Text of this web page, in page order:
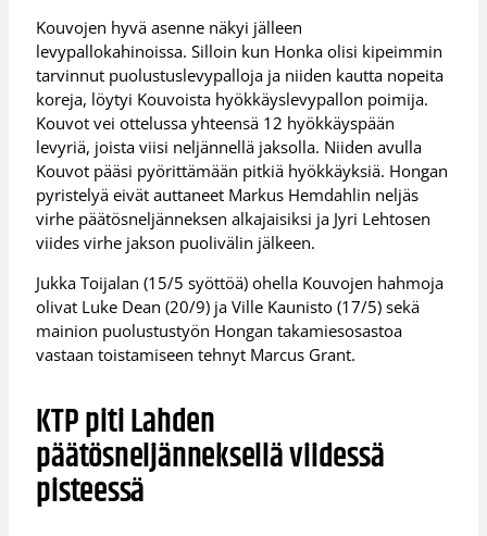
Kouvojen hyvä asenne näkyi jälleen
levypallokahinoissa. Silloin kun Honka olisi kipeimmin
tarvinnut puolustuslevypalloja ja niiden kautta nopeita
koreja, löytyi Kouvoista hyökkäyslevypallon poimija.
Kouvot vei ottelussa yhteensä 12 hyökkäyspään
levyriä, joista viisi neljännellä jaksolla. Niiden avulla
Kouvot pääsi pyörittämään pitkiä hyökkäyksiä. Hongan
pyristelyä eivät auttaneet Markus Hemdahlin neljäs
virhe päätösneljänneksen alkajaisiksi ja Jyri Lehtosen
viides virhe jakson puolivälin jälkeen.
Jukka Toijalan (15/5 syöttöä) ohella Kouvojen hahmoja
olivat Luke Dean (20/9) ja Ville Kaunisto (17/5) sekä
mainion puolustustyön Hongan takamiesosastoa
vastaan toistamiseen tehnyt Marcus Grant.
KTP piti Lahden
päätösneljänneksellä viidessä
pisteessä